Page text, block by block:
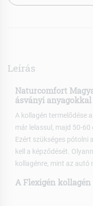
Leírás
Naturcomfort
ásványi
A kollagén termelődése
már lelassul, majd 50-60
Ezért szükséges pótolni
kell a képződését.
kollagénre, mint az autó
A Flexigén